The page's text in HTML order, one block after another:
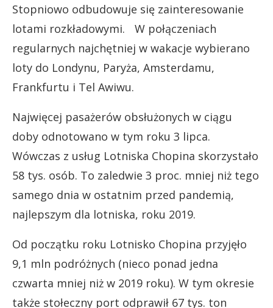
Stopniowo odbudowuje się zainteresowanie
lotami rozkładowymi. W połączeniach
regularnych najchętniej w wakacje wybierano
loty do Londynu, Paryża, Amsterdamu,
Frankfurtu i Tel Awiwu.
Najwięcej pasażerów obsłużonych w ciągu
doby odnotowano w tym roku 3 lipca.
Wówczas z usług Lotniska Chopina skorzystało
58 tys. osób. To zaledwie 3 proc. mniej niż tego
samego dnia w ostatnim przed pandemią,
najlepszym dla lotniska, roku 2019.
Od początku roku Lotnisko Chopina przyjęło
9,1 mln podróżnych (nieco ponad jedna
czwarta mniej niż w 2019 roku). W tym okresie
także stołeczny port odprawił 67 tys. ton